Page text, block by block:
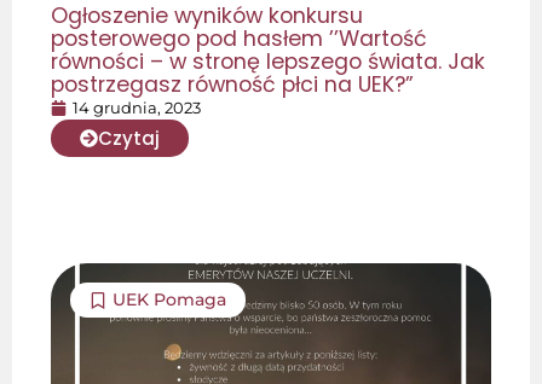
Ogłoszenie wyników konkursu
posterowego pod hasłem ’’Wartość
równości – w stronę lepszego świata. Jak
postrzegasz równość płci na UEK?”
14 grudnia, 2023
Czytaj
UEK Pomaga